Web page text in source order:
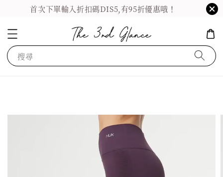
首次下單輸入折扣碼DIS5,有95折優惠哦！
搜尋